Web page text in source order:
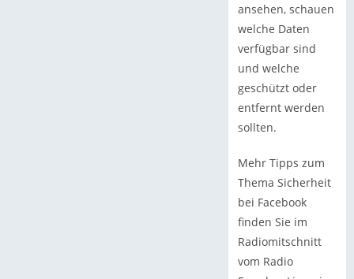
ansehen, schauen
welche Daten
verfügbar sind
und welche
geschützt oder
entfernt werden
sollten.
Mehr Tipps zum
Thema Sicherheit
bei Facebook
finden Sie im
Radiomitschnitt
vom Radio